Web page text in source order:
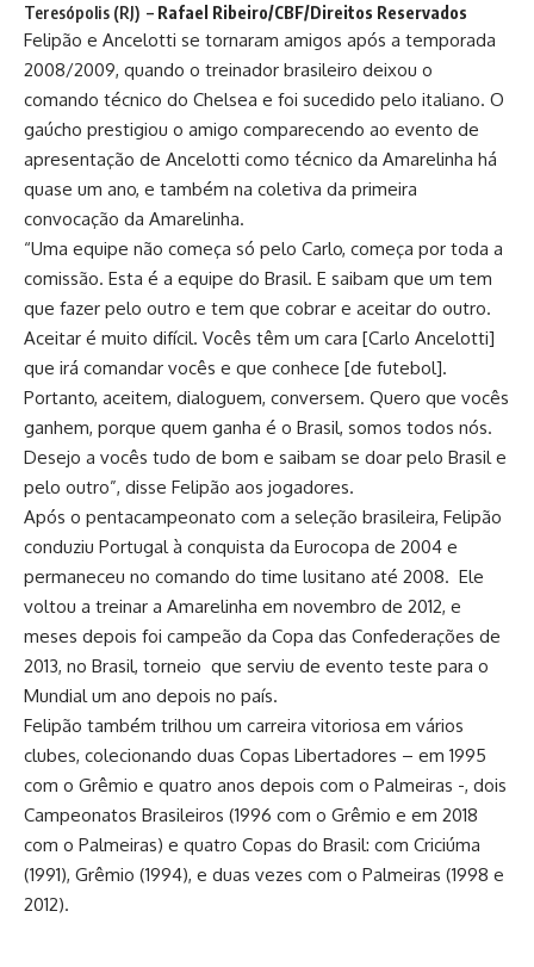
Teresópolis (RJ) – Rafael Ribeiro/CBF/Direitos Reservados
Felipão e Ancelotti se tornaram amigos após a temporada
2008/2009, quando o treinador brasileiro deixou o
comando técnico do Chelsea e foi sucedido pelo italiano. O
gaúcho prestigiou o amigo comparecendo ao evento de
apresentação de Ancelotti como técnico da Amarelinha há
quase um ano, e também na coletiva da primeira
convocação da Amarelinha.
“Uma equipe não começa só pelo Carlo, começa por toda a
comissão. Esta é a equipe do Brasil. E saibam que um tem
que fazer pelo outro e tem que cobrar e aceitar do outro.
Aceitar é muito difícil. Vocês têm um cara [Carlo Ancelotti]
que irá comandar vocês e que conhece [de futebol].
Portanto, aceitem, dialoguem, conversem. Quero que vocês
ganhem, porque quem ganha é o Brasil, somos todos nós.
Desejo a vocês tudo de bom e saibam se doar pelo Brasil e
pelo outro”, disse Felipão aos jogadores.
Após o pentacampeonato com a seleção brasileira, Felipão
conduziu Portugal à conquista da Eurocopa de 2004 e
permaneceu no comando do time lusitano até 2008. Ele
voltou a treinar a Amarelinha em novembro de 2012, e
meses depois foi campeão da Copa das Confederações de
2013, no Brasil, torneio que serviu de evento teste para o
Mundial um ano depois no país.
Felipão também trilhou um carreira vitoriosa em vários
clubes, colecionando duas Copas Libertadores – em 1995
com o Grêmio e quatro anos depois com o Palmeiras -, dois
Campeonatos Brasileiros (1996 com o Grêmio e em 2018
com o Palmeiras) e quatro Copas do Brasil: com Criciúma
(1991), Grêmio (1994), e duas vezes com o Palmeiras (1998 e
2012).